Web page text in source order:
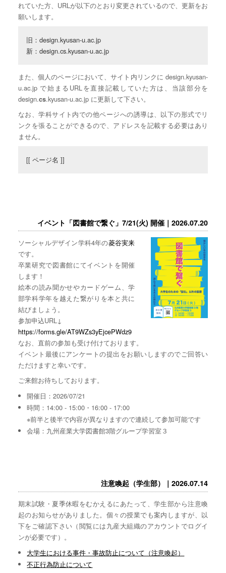
れていた方、URLが以下のとおり変更されているので、更新をお
願いします。
旧：design.kyusan-u.ac.jp
新：design.cs.kyusan-u.ac.jp
また、個人のページにおいて、サイト内リンクに design.kyusan-
u.ac.jp で始まるURLを直接記載していた方は、当該部分を
design.cs.kyusan-u.ac.jp に更新して下さい。
なお、学科サイト内での他ページへの誘導は、以下の形式でリ
ンクを張ることができるので、アドレスを記載する必要はあり
ません。
[[ ページ名 ]]
イベント「図書館で繋ぐ」7/21(火) 開催｜2026.07.20
ソーシャルデザイン学科4年の菱谷実来
です。
卒業研究で図書館にてイベントを開催
します！
絵本の読み聞かせやカードゲーム、学
部学科学年を越えた繋がりを本と共に
結びましょう。
参加申込URL↓
https://forms.gle/AT9WZs3yEjcePWdz9
なお、直前の参加も受け付けております。
イベント最後にアンケートの提出をお願いしますのでご回答い
ただけますと幸いです。
ご来館お待ちしております。
開催日：2026/07/21
時間：14:00 - 15:00・16:00 - 17:00
※前半と後半で内容が異なりますので連続して参加可能です
会場：九州産業大学図書館3階グループ学習室３
注意喚起（学生部）｜2026.07.14
期末試験・夏季休暇をむかえるにあたって、学生部から注意喚
起のお知らせがありました。個々の授業でも案内しますが、以
下をご確認下さい（閲覧には九産大組織のアカウントでログイ
ンが必要です）。
大学生における事件・事故防止について（注意喚起）
不正行為防止について